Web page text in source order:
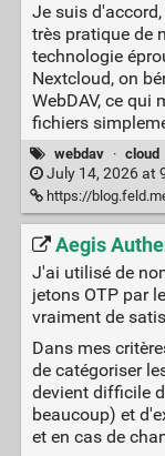
Je suis
très pratique de
technologie
Nextcloud, on
WebDAV, ce qui
fichiers
webdav · cloud
July 14, 2026 at
https://
Aegis
J'ai utilisé de
jetons OTP par
vraiment de
Dans mes
de catégoriser
devient difficile
beaucoup) et
et en cas de